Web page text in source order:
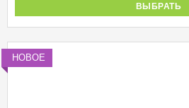
ВЫБРАТЬ
НОВОЕ